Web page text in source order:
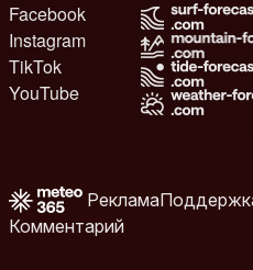
Facebook
Instagram
TikTok
YouTube
Реклама
Комментарий